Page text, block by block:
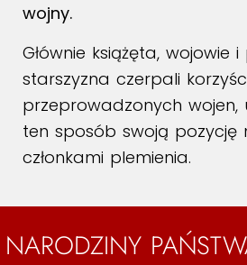
wojny.
Głównie książęta, wojowie
starszyzna czerpali
przeprowadzonych
ten sposób swoją pozycję
członkami plemienia.
NARODZINY